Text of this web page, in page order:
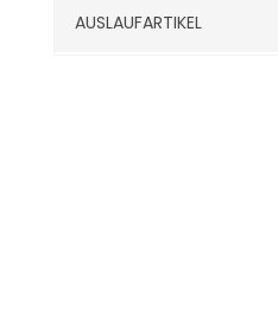
AUSLAUFARTIKEL